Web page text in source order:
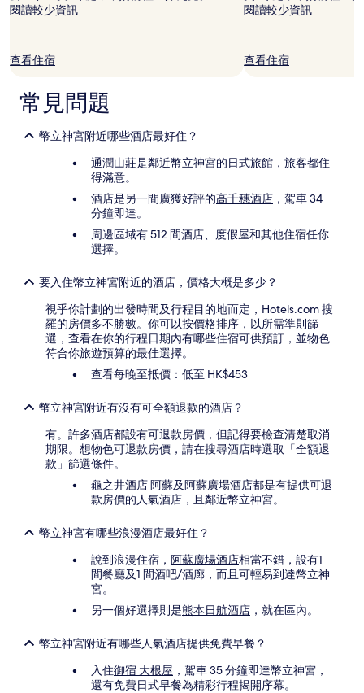
能
設
他
款。
閱讀較少資訊
查看住宿
閱讀較少資訊
查看住宿
常見問題
幣立神宮附近哪些酒店最好住？
通潤山莊是鄰近幣立神宮的日式旅館，旅客都住
得滿意。
酒店是另一間廣獲好評的高千穗酒店 ，駕車 34
分鐘即達。
周邊區域有 512 間酒店、度假屋和其他住宿任你
選擇。
要入住幣立神宮附近的酒店，價格大概是多少？
視乎你計劃的出發時間及行程目的地而定，Hotels.com 搜
羅的房價多不勝數。你可以按價格排序，以所需準則篩
選，查看在你的行程日期內有哪些住宿可供預訂，並物色
符合你旅遊預算的最佳選擇。
查看每晚至抵價：低至 HK$453
幣立神宮附近有沒有可全額退款的酒店？
有。許多酒店都設有可退款房價，但記得要檢查清楚取消
期限。想物色可退款房價，請在搜尋酒店時選取「全額退
款」篩選條件。
龜之井酒店 阿蘇及阿蘇廣場酒店都是有提供可退
款房價的人氣酒店，且鄰近幣立神宮。
幣立神宮有哪些浪漫酒店最好住？
說到浪漫住宿， 阿蘇廣場酒店相當不錯，設有1
間餐廳及1 間酒吧/酒廊，而且可輕易到達幣立神
宮。
另一個好選擇則是熊本日航酒店 ，就在區內。
幣立神宮附近有哪些人氣酒店提供免費早餐？
入住御宿 大根屋 ，駕車 35 分鐘即達幣立神宮，
還有免費日式早餐為精彩行程揭開序幕。